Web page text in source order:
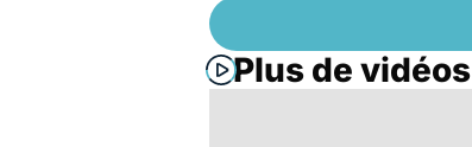
Plus de vidéos